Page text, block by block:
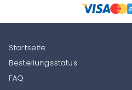
Startseite
Bestellungsstatus
FAQ